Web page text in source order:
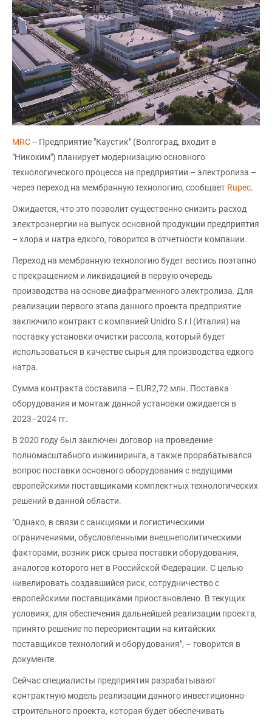
MRC-- Предприятие "Каустик" (Волгоград, входит в
"Никохим") планирует модернизацию основного
технологического процесса на предприятии – электролиза –
через переход на мембранную технологию, сообщает Rupec.
Ожидается, что это позволит существенно снизить расход
электроэнергии на выпуск основной продукции предприятия
– хлора и натра едкого, говорится в отчетности компании.
Переход на мембранную технологию будет вестись поэтапно
с прекращением и ликвидацией в первую очередь
производства на основе диафрагменного электролиза. Для
реализации первого этапа данного проекта предприятие
заключило контракт с компанией Unidro S.r.l (Италия) на
поставку установки очистки рассола, который будет
использоваться в качестве сырья для производства едкого
натра.
Сумма контракта составила – EUR2,72 млн. Поставка
оборудования и монтаж данной установки ожидается в
2023–2024 гг.
В 2020 году был заключен договор на проведение
полномасштабного инжиниринга, а также прорабатывался
вопрос поставки основного оборудования с ведущими
европейскими поставщиками комплектных технологических
решений в данной области.
"Однако, в связи с санкциями и логистическими
ограничениями, обусловленными внешнеполитическими
факторами, возник риск срыва поставки оборудования,
аналогов которого нет в Российской Федерации. С целью
нивелировать создавшийся риск, сотрудничество с
европейскими поставщиками приостановлено. В текущих
условиях, для обеспечения дальнейшей реализации проекта,
принято решение по переориентации на китайских
поставщиков технологий и оборудования", – говорится в
документе.
Сейчас специалисты предприятия разрабатывают
контрактную модель реализации данного инвестиционно-
строительного проекта, которая будет обеспечивать